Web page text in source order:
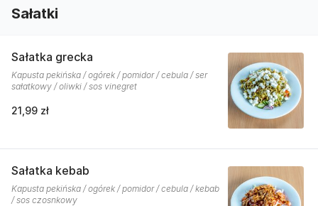
Sałatki
Sałatka grecka
Kapusta pekińska / ogórek / pomidor / cebula / ser
sałatkowy / oliwki / sos vinegret
21,99 zł
Sałatka kebab
Kapusta pekińska / ogórek / pomidor / cebula / kebab
/ sos czosnkowy